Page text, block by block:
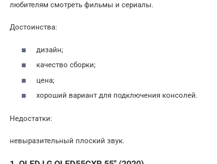
любителям смотреть фильмы и сериалы.
Достоинства:
дизайн;
качество сборки;
цена;
хороший вариант для подключения консолей.
Недостатки:
невыразительный плоский звук.